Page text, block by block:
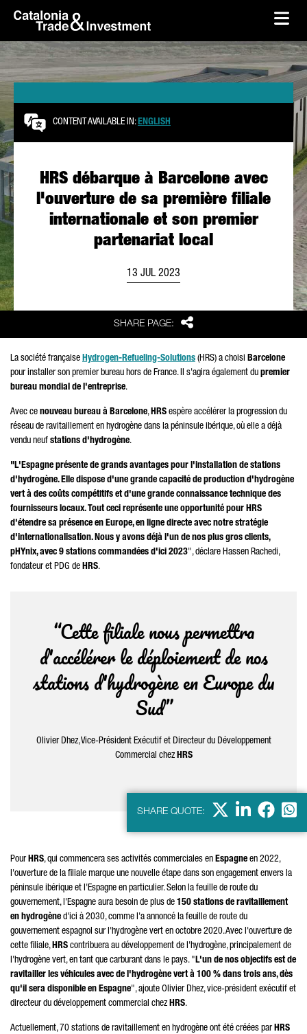
Skip to Main Content
skip-to-content
SHARE PAGE: Share
HRS débarque à Barcelone avec
l'ouverture de sa première filiale
internationale et son premier
partenariat local
CONTENT AVAILABLE IN:ENGLISH
13 JUL 2023
La société française Hydrogen-Refueling-Solutions (HRS) a choisi Barcelone
pour installer son premier bureau hors de France. Il s'agira également du premier
bureau mondial de l'entreprise.
Avec ce nouveau bureau à Barcelone,HRS espère accélérer la progression du
réseau de ravitaillement en hydrogène dans la péninsule ibérique, où elle a déjà
vendu neuf stations d'hydrogène.
"L'Espagne présente de grands avantages pour l'installation de stations
d'hydrogène. Elle dispose d'une grande capacité de production d'hydrogène
vert à des coûts compétitifs et d'une grande connaissance technique des
fournisseurs locaux. Tout ceci représente une opportunité pour HRS
d'étendre sa présence en Europe, en ligne directe avec notre stratégie
d'internationalisation. Nous y avons déjà l'un de nos plus gros clients,
pHYnix, avec 9 stations commandées d'ici 2023", déclare Hassen Rachedi,
fondateur et PDG de HRS.
“Cette filiale nous permettra
d'accélérer le déploiement de nos
stations d'hydrogène en Europe du
Sud”
Olivier Dhez, Vice-Président Exécutif et Directeur du Développement
Commercial chez HRS
SHARE QUOTE: X LinkedIn
PourHRS, qui commencera ses activités commerciales en Espagne en 2022,
l'ouverture de la filiale marque une nouvelle étape dans son engagement envers la
péninsule ibérique et l'Espagne en particulier. Selon la feuille de route du
gouvernement, l'Espagne aura besoin de plus de 150 stations de ravitaillement
en hydrogène d'ici à 2030, comme l'a annoncé la feuille de route du
gouvernement espagnol sur l'hydrogène vert en octobre 2020. Avec l'ouverture de
cette filiale,HRS contribuera au développement de l'hydrogène, principalement de
l'hydrogène vert, en tant que carburant dans le pays. "L'un de nos objectifs est de
ravitailler les véhicules avec de l'hydrogène vert à 100 % dans trois ans, dès
qu'il sera disponible en Espagne", ajoute Olivier Dhez, vice-président exécutif et
directeur du développement commercial chez HRS.
Actuellement, 70 stations de ravitaillement en hydrogène ont été créées parHRS